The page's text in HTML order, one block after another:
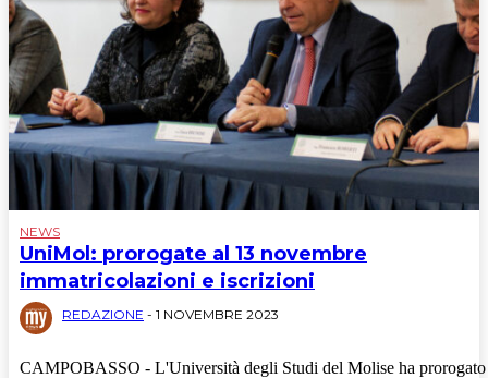
NEWS
UniMol: prorogate al 13 novembre
immatricolazioni e iscrizioni
REDAZIONE - 1 NOVEMBRE 2023
CAMPOBASSO - L'Università degli Studi del Molise ha prorogato